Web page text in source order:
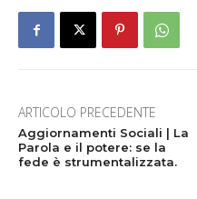
ARTICOLO PRECEDENTE
Aggiornamenti Sociali | La
Parola e il potere: se la
fede è strumentalizzata.